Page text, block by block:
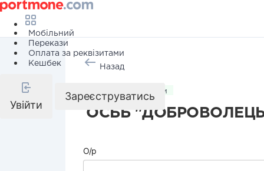
Мобільний
Перекази
Оплата за реквізитами
Кешбек
Увійти
Зареєструватись
Назад
Комунальні послуги
ОСББ
О/р